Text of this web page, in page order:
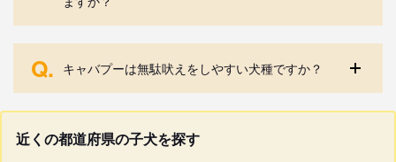
Q. キャバプーは無駄吠えをしやすい犬種ですか？
近くの都道府県の子犬を探す